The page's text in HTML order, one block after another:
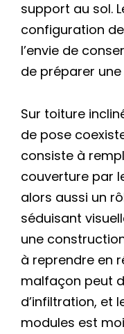
support au sol.
configuration
l’envie de
de préparer
Sur toiture
de pose
consiste à
couverture par
alors aussi un
séduisant
une
à reprendre en
malfaçon peut
d’infiltration, et
modules est